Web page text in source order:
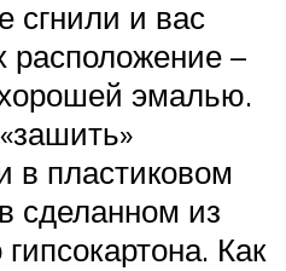
сгнили и вас
расположение –
эмалью.
в пластиковом
сделанном из
гипсокартона. Как